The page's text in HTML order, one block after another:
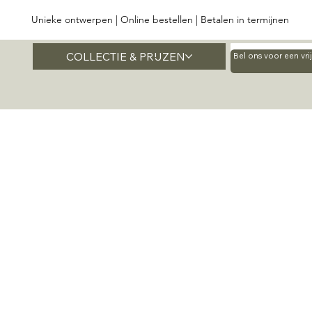
COLLECTIE & PRIJZEN Home
Bel ons voor een
Unieke ontwerpen | Online bestellen | Betalen in termijnen